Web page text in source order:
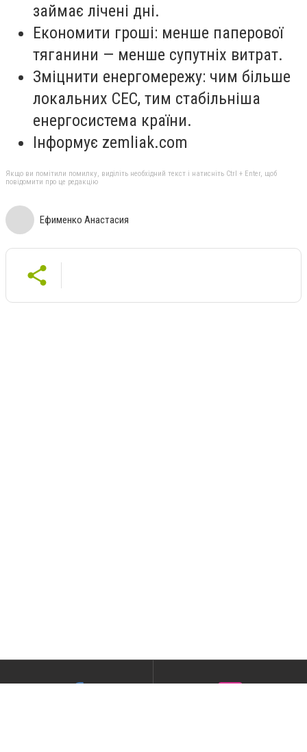
займає лічені дні.
Економити гроші: менше паперової
тяганини — менше супутніх витрат.
Зміцнити енергомережу: чим більше
локальних СЕС, тим стабільніша
енергосистема країни.
Інформує zemliak.com
Якщо ви помітили помилку, виділіть необхідний текст і натисніть Ctrl + Enter, щоб
повідомити про це редакцію
Ефименко Анастасия